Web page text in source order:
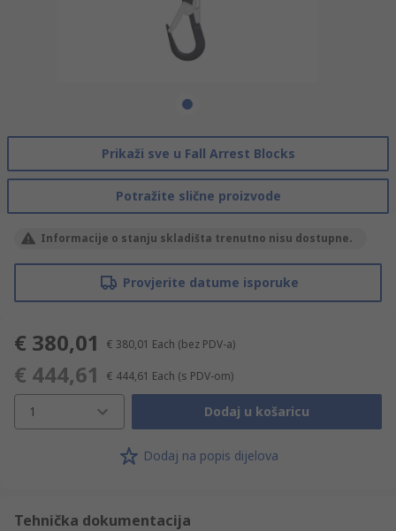
Prikaži sve u Fall Arrest Blocks
Potražite slične proizvode
Informacije o stanju skladišta trenutno nisu dostupne.
Provjerite datume isporuke
€ 380,01 € 380,01 Each (bez PDV-a)
€ 444,61 € 444,61 Each (s PDV-om)
1 Dodaj u košaricu
Dodaj na popis dijelova
Tehnička dokumentacija